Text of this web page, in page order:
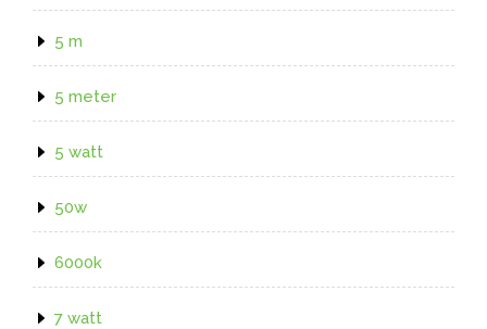
5 m
5 meter
5 watt
50w
6000k
7 watt